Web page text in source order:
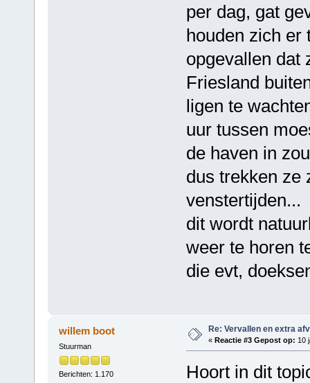
per dag, gat
houden zich er
opgevallen dat
Friesland
ligen te
uur tussen
de haven in
dus trekken ze
venstertijden...
dit wordt
weer te horen
die evt,
willem boot
Stuurman
Berichten: 1.170
Re: Vervallen en extra
« Reactie #3 Gepost op: 10
Hoort in dit